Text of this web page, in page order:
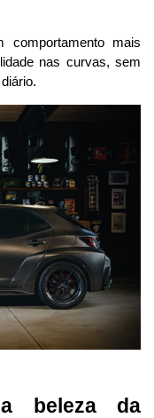
comportamento mais
nas curvas, sem
beleza da